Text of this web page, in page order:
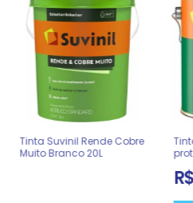
Tinta Suvinil Rende Cobre
Muito Branco 20L